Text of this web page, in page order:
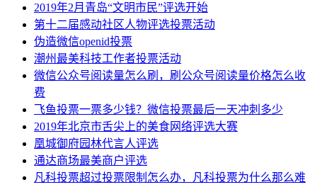
2019年2月青岛“文明市民”评选开始
第十二届感动社区人物评选投票活动
伪造微信openid投票
潮州最美科技工作者投票活动
微信公众号阅读量怎么刷，刷公众号阅读量价格怎么收
费
飞鱼投票一票多少钱？微信投票最后一天冲刺多少
2019年北京市舌尖上的美食网络评选大赛
凰城御府园林代言人评选
通达商场最美商户评选
凡科投票超过投票限制怎么办，凡科投票为什么那么难